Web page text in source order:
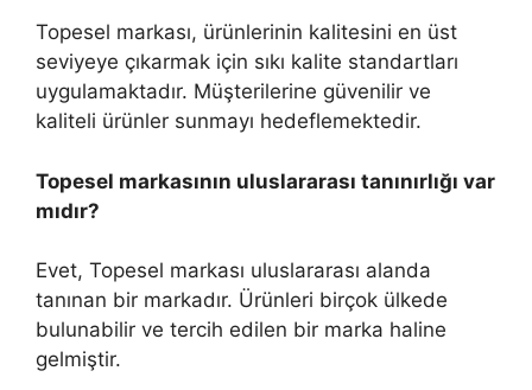
Topesel markası, ürünlerinin kalitesini en üst
seviyeye çıkarmak için sıkı kalite standartları
uygulamaktadır. Müşterilerine güvenilir ve
kaliteli ürünler sunmayı hedeflemektedir.
Topesel markasının uluslararası tanınırlığı var
mıdır?
Evet, Topesel markası uluslararası alanda
tanınan bir markadır. Ürünleri birçok ülkede
bulunabilir ve tercih edilen bir marka haline
gelmiştir.